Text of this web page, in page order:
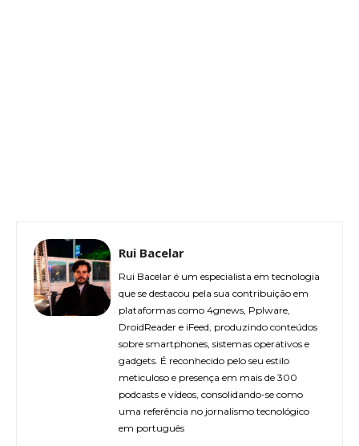
Rui Bacelar
Rui Bacelar é um especialista em tecnologia
que se destacou pela sua contribuição em
plataformas como 4gnews, Pplware,
DroidReader e iFeed, produzindo conteúdos
sobre smartphones, sistemas operativos e
gadgets. É reconhecido pelo seu estilo
meticuloso e presença em mais de 300
podcasts e vídeos, consolidando-se como
uma referência no jornalismo tecnológico
em português